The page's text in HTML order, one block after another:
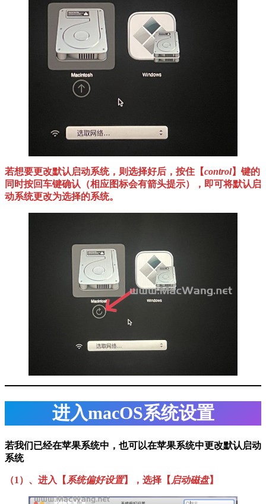
若想要更改默认启动系统，则选择好后，按住【control】键的
同时按回车键确认（相应图标会有箭头提示），即可将默认启
动系统更改为选择的系统。
进入macOS系统设置
若我们已经在苹果系统中，也可以在苹果系统中更改默认启动
系统
（1）、进入【系统偏好设置】，选择【启动磁盘】